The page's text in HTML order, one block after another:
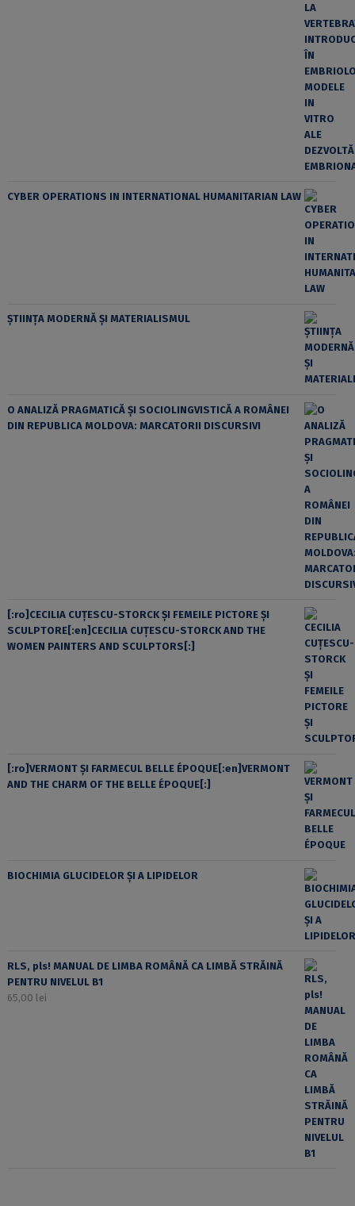
CYBER OPERATIONS IN INTERNATIONAL HUMANITARIAN LAW
ȘTIINȚA MODERNĂ ȘI MATERIALISMUL
O ANALIZĂ PRAGMATICĂ ȘI SOCIOLINGVISTICĂ A ROMÂNEI
DIN REPUBLICA MOLDOVA: MARCATORII DISCURSIVI
[:ro]CECILIA CUŢESCU-STORCK ŞI FEMEILE PICTORE ŞI
SCULPTORE[:en]CECILIA CUŢESCU-STORCK AND THE
WOMEN PAINTERS AND SCULPTORS[:]
[:ro]VERMONT ȘI FARMECUL BELLE ÉPOQUE[:en]VERMONT
AND THE CHARM OF THE BELLE ÉPOQUE[:]
BIOCHIMIA GLUCIDELOR ȘI A LIPIDELOR
RLS, pls! MANUAL DE LIMBA ROMÂNĂ CA LIMBĂ STRĂINĂ
PENTRU NIVELUL B1
65,00 lei